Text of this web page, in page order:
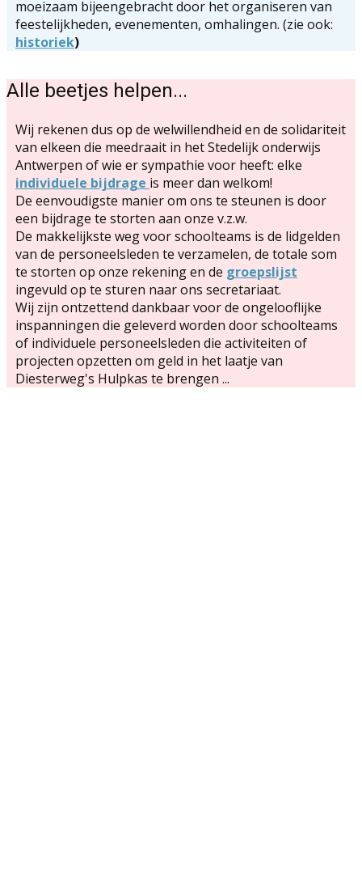
moeizaam bijeengebracht door het organiseren van
feestelijkheden, evenementen, omhalingen. (zie ook:
historiek)
Alle beetjes helpen...
Wij rekenen dus op de welwillendheid en de solidariteit
van elkeen die meedraait in het Stedelijk onderwijs
Antwerpen of wie er sympathie voor heeft: elke
individuele bijdrage is meer dan welkom!
De eenvoudigste manier om ons te steunen is door
een bijdrage te storten​ aan onze v.z.w.
De makkelijkste weg voor schoolteams is de lidgelden
van de personeelsleden te verzamelen, de totale som
te storten op onze rekening en de groepslijst
ingevuld op te sturen naar ons secretariaat.
Wij zijn ontzettend dankbaar voor de ongelooflijke
inspanningen die geleverd worden door schoolteams
of individuele personeelsleden die activiteiten of
projecten opzetten om geld in het laatje van
Diesterweg's Hulpkas te brengen ...